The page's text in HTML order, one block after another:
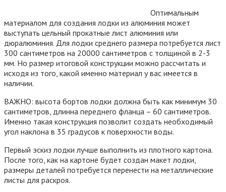
Оптимальным
материалом для создания лодки из алюминия может
выступать цельный прокатные лист алюминия или
дюралюминия. Для лодки среднего размера потребуется лист
300 сантиметров на 20000 сантиметров с толщиной в 2-3
мм. Но размер итоговой конструкции можно рассчитать и
исходя из того, какой именно материал у вас имеется в
наличии.
ВАЖНО: высота бортов лодки должна быть как минимум 30
сантиметров, длинна переднего фланца – 60 сантиметров.
Именно такая конструкция позволит создать необходимый
угол наклона в 35 градусов к поверхности воды.
Первый эскиз лодки лучше выполнить из плотного картона.
После того, как на картоне будет создан макет лодки,
размеры деталей потребуется перенести на металлические
листы для раскроя.